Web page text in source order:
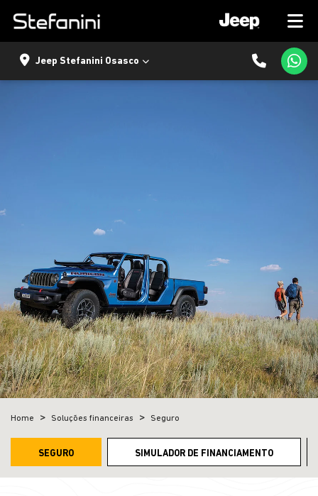
Jeep Stefanini Osasco
Home Soluções financeiras Seguro
SIMULADOR DE FINANCIAMENTO
SEGURO